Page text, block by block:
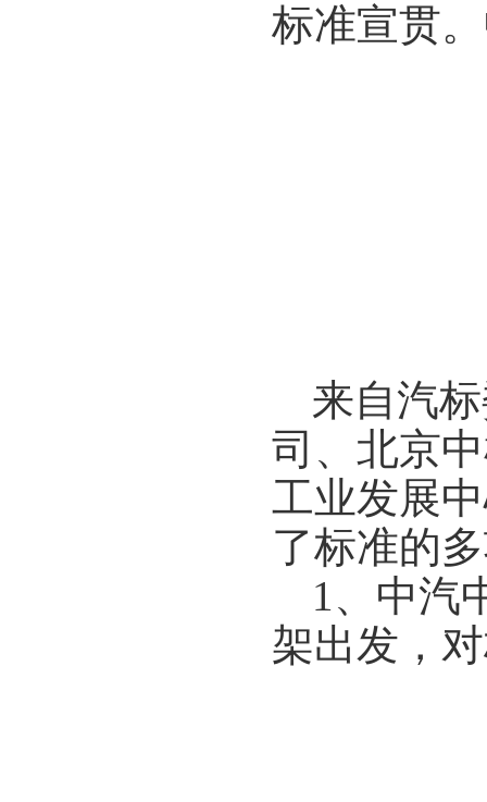
标准宣贯
来自汽
司、北京
工业发展
了标准的
1、中汽
架出发，